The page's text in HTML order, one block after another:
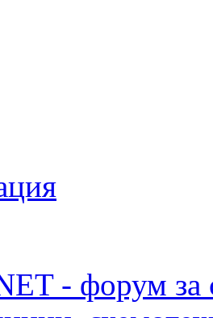
- форум за